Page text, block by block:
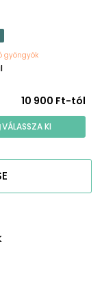
gyöngyök
10 900 Ft-tól
VÁLASSZA KI